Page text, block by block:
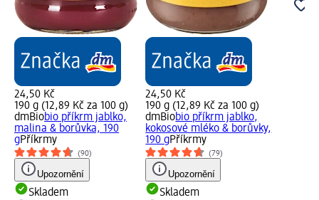
24,50 Kč
190 g (12,89 Kč za 100 g)
dmBiobio příkrm jablko,
malina & borůvka, 190
gPříkrmy
(90)
Upozornění
Skladem
24,50 Kč
190 g (12,89 Kč za 100 g)
dmBiobio příkrm jablko,
kokosové mléko & borůvky,
190 gPříkrmy
(79)
Upozornění
Skladem